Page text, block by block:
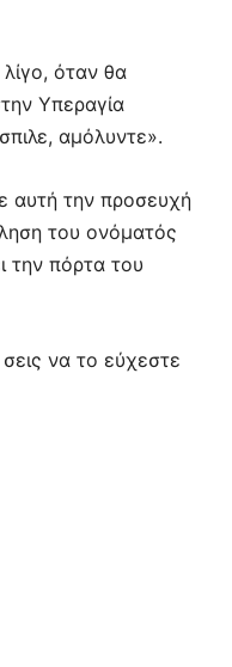
όταν θα
Υπεραγία
αμόλυντε».
αυτή την προσευχή
του ονόματός
την πόρτα του
να το εύχεστε